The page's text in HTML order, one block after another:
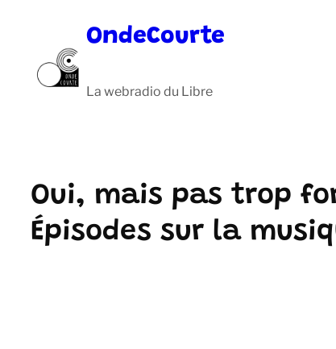
OndeCourte
La webradio du Libre
Oui, mais pas trop
Épisodes sur la